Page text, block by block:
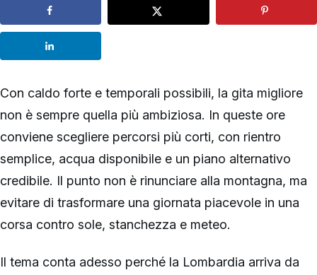
Con caldo forte e temporali possibili, la gita migliore
non è sempre quella più ambiziosa. In queste ore
conviene scegliere percorsi più corti, con rientro
semplice, acqua disponibile e un piano alternativo
credibile. Il punto non è rinunciare alla montagna, ma
evitare di trasformare una giornata piacevole in una
corsa contro sole, stanchezza e meteo.
Il tema conta adesso perché la Lombardia arriva da